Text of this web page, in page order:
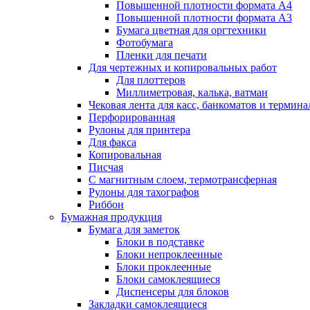
Повышенной плотности формата А4
Повышенной плотности формата А3
Бумага цветная для оргтехники
Фотобумага
Пленки для печати
Для чертежных и копировальных работ
Для плоттеров
Миллиметровая, калька, ватман
Чековая лента для касс, банкоматов и
Перфорированная
Рулоны для принтера
Для факса
Копировальная
Писчая
С магнитным слоем, термотрансферная
Рулоны для тахографов
Риббон
Бумажная продукция
Бумага для заметок
Блоки в подставке
Блоки непроклеенные
Блоки проклеенные
Блоки самоклеящиеся
Диспенсеры для блоков
Закладки самоклеящиеся